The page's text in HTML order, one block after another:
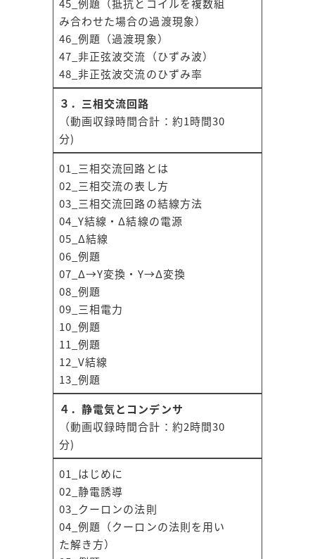
み合わせた場合の過渡現象）
46_例題（過渡現象）
47_非正弦波交流（ひずみ波）
48_非正弦波交流のひずみ率
３．三相交流回路
（動画収録時間合計：約1時間30
分)
01_三相交流回路とは
02_三相交流の表し方
03_三相交流回路の結線方法
04_Y結線・Δ結線の電源
05_Δ結線
06_例題
07_Δ→Y変換・Y→Δ変換
08_例題
09_三相電力
10_例題
11_例題
12_V結線
13_例題
４．静電気とコンデンサ
（動画収録時間合計：約2時間30
分)
01_はじめに
02_静電誘導
03_クーロンの法則
04_例題（クーロンの法則を用い
た解き方）